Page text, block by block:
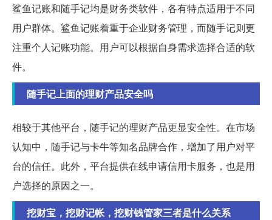
鲨鱼记账和随手记均是财务类软件，各有特点适用于不同
用户群体。鲨鱼记账着重于企业财务管理，而随手记则更
注重个人记账功能。用户可以根据自身需求选择合适的软
件。
随手记上面的理财产品安全吗
相较于其他平台，随手记的理财产品更显安全性。在市场
认知中，随手记与卡牛等知名品牌合作，增加了用户对平
台的信任。此外，平台提供在线申请信用卡服务，也是用
户选择的原因之一。
挖财宝，挖财记帐，挖财钱管家三者是什么关系